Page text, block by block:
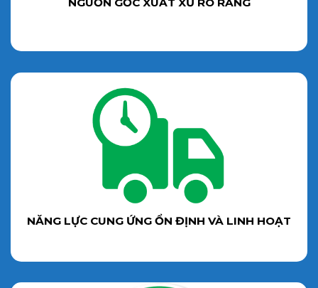
NĂNG LỰC CUNG ỨNG ỔN ĐỊNH VÀ LINH HOẠT